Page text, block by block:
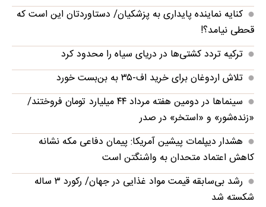
کنایه نماینده پایداری به پزشکیان/ دستاوردتان این است که
قحطی نیامد؟!
ترکیه تردد کشتی‌ها در دریای سیاه را محدود کرد
تلاش اردوغان برای خرید اف-۳۵ به بن‌بست خورد
سینماها در دومین هفته‌ مرداد ۴۴ میلیارد تومان فروختند/
«زنده‌شور» و «استخر» در صدر
هشدار دیپلمات پیشین آمریکا: پیمان دفاعی مکه نشانه
کاهش اعتماد متحدان به واشنگتن است
رشد بی‌سابقه قیمت مواد غذایی در جهان/ رکورد ۳ ساله
شکسته شد